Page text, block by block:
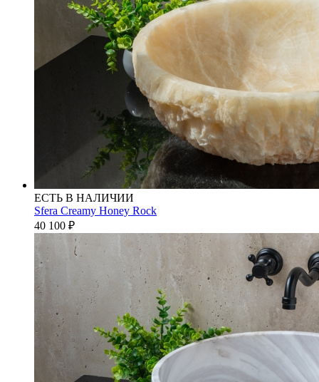
ЕСТЬ В НАЛИЧИИ
Sfera Creamy Honey Rock
40 100 ₽